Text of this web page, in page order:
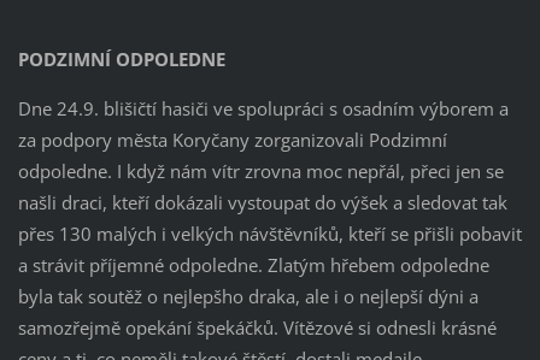
PODZIMNÍ ODPOLEDNE
Dne 24.9. blišičtí hasiči ve spolupráci s osadním výborem a
za podpory města Koryčany zorganizovali Podzimní
odpoledne. I když nám vítr zrovna moc nepřál, přeci jen se
našli draci, kteří dokázali vystoupat do výšek a sledovat tak
přes 130 malých i velkých návštěvníků, kteří se přišli pobavit
a strávit příjemné odpoledne. Zlatým hřebem odpoledne
byla tak soutěž o nejlepšho draka, ale i o nejlepší dýni a
samozřejmě opekání špekáčků. Vítězové si odnesli krásné